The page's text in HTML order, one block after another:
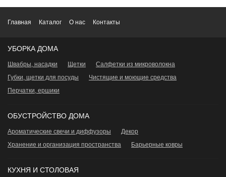
Главная Каталог О нас Контакты
УБОРКА ДОМА
Швабры, насадки Щетки
Салфетки из микроволокна
Губки, щетки для посуды
Чистящие и моющие средства
Перчатки, ершики
ОБУСТРОЙСТВО ДОМА
Ароматические свечи и диффузоры
Декор
Хранение и организация пространства
Барьерные ковры
КУХНЯ И СТОЛОВАЯ